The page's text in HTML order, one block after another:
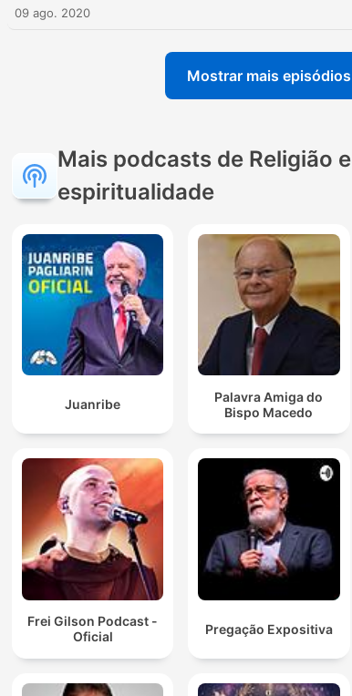
09 ago. 2020
Mostrar mais episódios
Mais podcasts de Religião e
espiritualidade
Juanribe
Palavra Amiga do
Bispo Macedo
Frei Gilson Podcast -
Oficial
Pregação Expositiva